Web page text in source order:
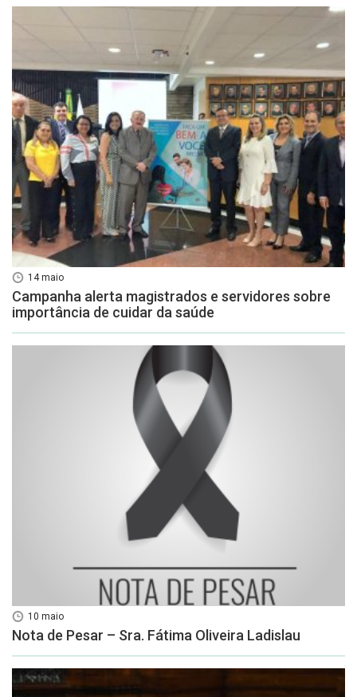
14 maio
Campanha alerta magistrados e servidores sobre
importância de cuidar da saúde
10 maio
Nota de Pesar – Sra. Fátima Oliveira Ladislau